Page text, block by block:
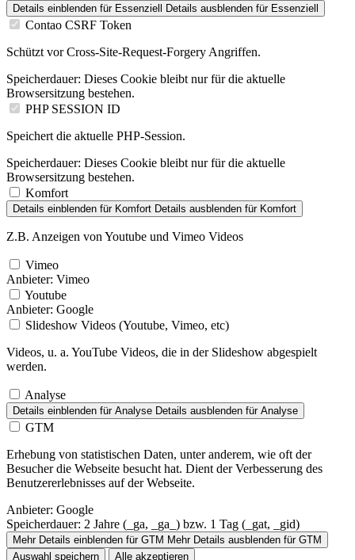
Details einblenden für Essenziell Details ausblenden für Essenziell
Contao CSRF Token
Schützt vor Cross-Site-Request-Forgery Angriffen.
Speicherdauer: Dieses Cookie bleibt nur für die aktuelle
Browsersitzung bestehen.
PHP SESSION ID
Speichert die aktuelle PHP-Session.
Speicherdauer: Dieses Cookie bleibt nur für die aktuelle
Browsersitzung bestehen.
Komfort
Details einblenden für Komfort Details ausblenden für Komfort
Z.B. Anzeigen von Youtube und Vimeo Videos
Vimeo
Anbieter: Vimeo
Youtube
Anbieter: Google
Slideshow Videos (Youtube, Vimeo, etc)
Videos, u. a. YouTube Videos, die in der Slideshow abgespielt
werden.
Analyse
Details einblenden für Analyse Details ausblenden für Analyse
GTM
Erhebung von statistischen Daten, unter anderem, wie oft der
Besucher die Webseite besucht hat. Dient der Verbesserung des
Benutzererlebnisses auf der Webseite.
Anbieter: Google
Speicherdauer: 2 Jahre (_ga, _ga_) bzw. 1 Tag (_gat, _gid)
Mehr Details einblenden für GTM Mehr Details ausblenden für GTM
Auswahl speichern
Alle akzeptieren